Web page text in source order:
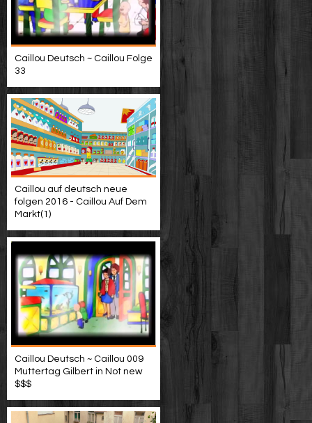
Caillou Deutsch ~ Caillou Folge
33
Caillou auf deutsch neue
folgen 2016 - Caillou Auf Dem
Markt(1)
Caillou Deutsch ~ Caillou 009
Muttertag Gilbert in Not new
$$$